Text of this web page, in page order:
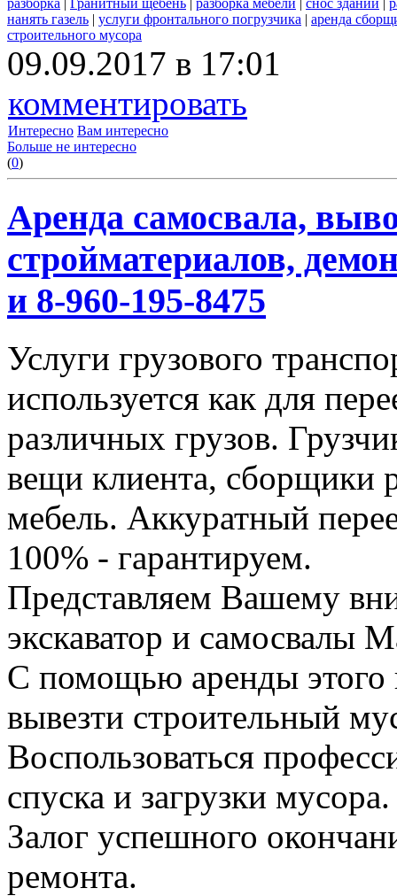
разборка Гранитный щебень разборка мебели снос зданий
нанять газель | услуги фронтального погрузчика | аренда
строительного мусора
09.09.2017 в 17:01
комментировать
Интересно Вам интересно
Больше не интересно
(0)
Аренда самосвала,
стройматериалов,
и 8-960-195-8475
Услуги грузового
используется как для
различных грузов.
вещи клиента, сборщики
мебель. Аккуратный
100% - гарантируем.
Представляем Вашему
экскаватор и самосвалы
С помощью аренды этого
вывезти строительный
Воспользоваться
спуска и загрузки мусора.
Залог успешного
ремонта.